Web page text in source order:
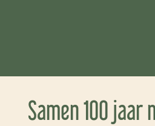
Samen 100